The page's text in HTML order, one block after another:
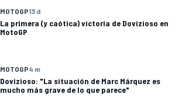
MOTOGP13 d
La primera (y caótica) victoria de Dovizioso en
MotoGP
MOTOGP4 m
Dovizioso: "La situación de Marc Márquez es
mucho más grave de lo que parece"